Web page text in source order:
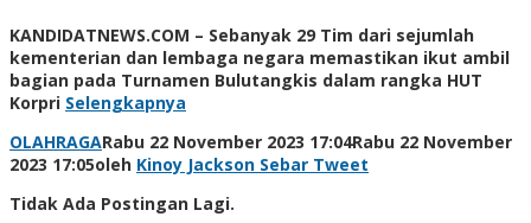
KANDIDATNEWS.COM – Sebanyak 29 Tim dari sejumlah
kementerian dan lembaga negara memastikan ikut ambil
bagian pada Turnamen Bulutangkis dalam rangka HUT
Korpri Selengkapnya
OLAHRAGARabu 22 November 2023 17:04Rabu 22 November
2023 17:05oleh Kinoy Jackson Sebar Tweet
Tidak Ada Postingan Lagi.